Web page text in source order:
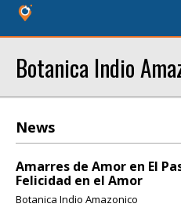
Botanica Indio
News
Amarres de Amor en El
Felicidad en el Amor
Botanica Indio Amazonico